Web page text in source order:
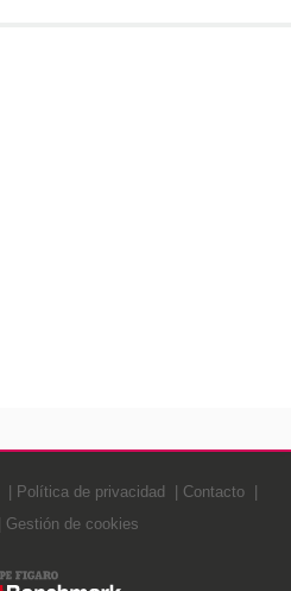
Política de privacidad
Contacto
Gestión de cookies